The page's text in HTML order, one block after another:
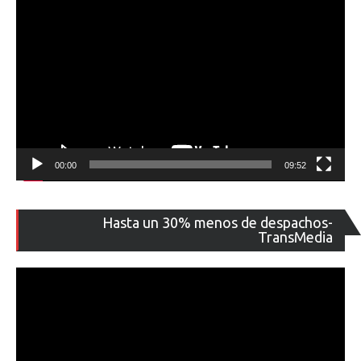
00:00 09:52
Hasta un 30% menos de despachos-
TransMedia
de